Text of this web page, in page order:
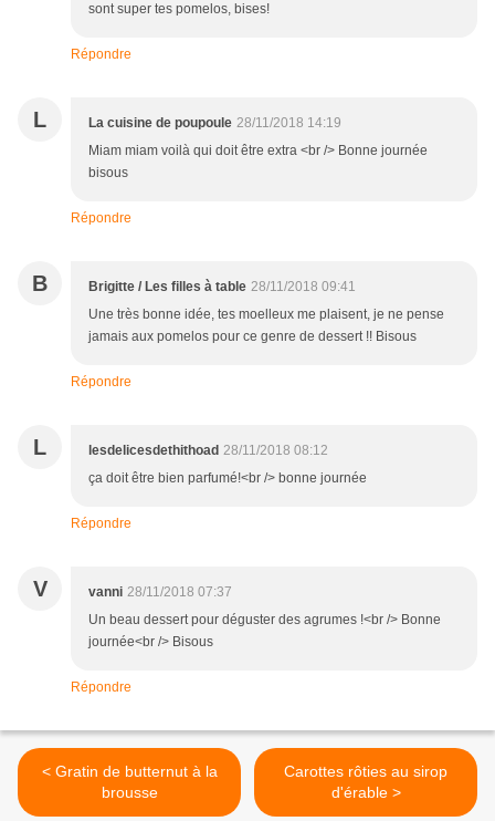
sont super tes pomelos, bises!
Répondre
L La cuisine de poupoule 28/11/2018 14:19
Miam miam voilà qui doit être extra <br /> Bonne journée
bisous
Répondre
B Brigitte / Les filles à table 28/11/2018 09:41
Une très bonne idée, tes moelleux me plaisent, je ne pense
jamais aux pomelos pour ce genre de dessert !! Bisous
Répondre
L lesdelicesdethithoad 28/11/2018 08:12
ça doit être bien parfumé!<br /> bonne journée
Répondre
V vanni 28/11/2018 07:37
Un beau dessert pour déguster des agrumes !<br /> Bonne
journée<br /> Bisous
Répondre
< Gratin de butternut à la
brousse
Carottes rôties au sirop
d'érable >